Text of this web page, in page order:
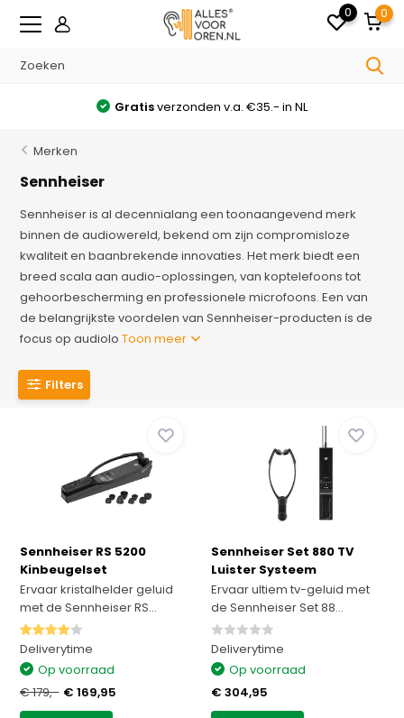
0 0
Gratisverzonden v.a. €35.- in NL
Merken
Sennheiser
Sennheiser is al decennialang een toonaangevend merk
binnen de audiowereld, bekend om zijn compromisloze
kwaliteit en baanbrekende innovaties. Het merk biedt een
breed scala aan audio-oplossingen, van koptelefoons tot
gehoorbescherming en professionele microfoons. Een van
de belangrijkste voordelen van Sennheiser-producten is de
focus op audioloToon meer
Filters
Sennheiser RS 5200
Kinbeugelset
Ervaar kristalhelder geluid
met de Sennheiser RS...
Deliverytime
Op voorraad
€ 179,- € 169,95
Sennheiser Set 880 TV
Luister Systeem
Ervaar ultiem tv-geluid met
de Sennheiser Set 88...
Deliverytime
Op voorraad
€ 304,95